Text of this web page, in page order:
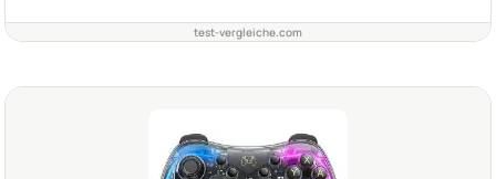
test-vergleiche.com